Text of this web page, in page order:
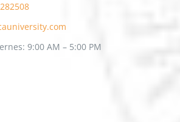
9:00 AM – 5:00 PM